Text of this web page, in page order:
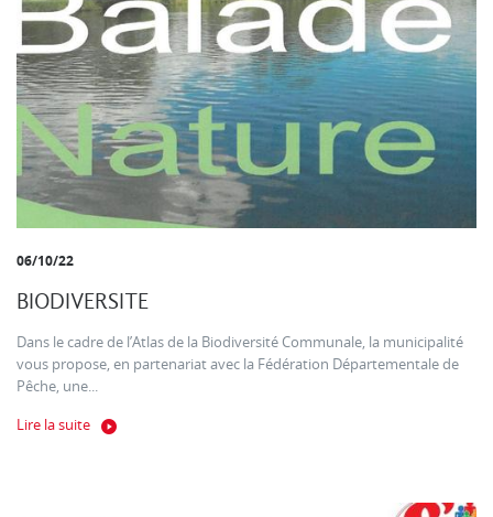
06/10/22
BIODIVERSITE
Dans le cadre de l’Atlas de la Biodiversité Communale, la municipalité
vous propose, en partenariat avec la Fédération Départementale de
Pêche, une...
Lire la suite